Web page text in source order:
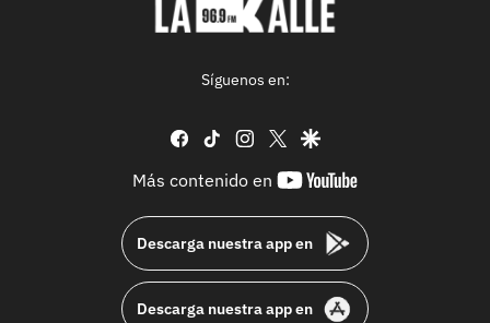
Síguenos en:
facebook
tiktok instagram
twittergoogle
Más contenido en
youtube-
Descarga nuestra app en
Descarga nuestra app en